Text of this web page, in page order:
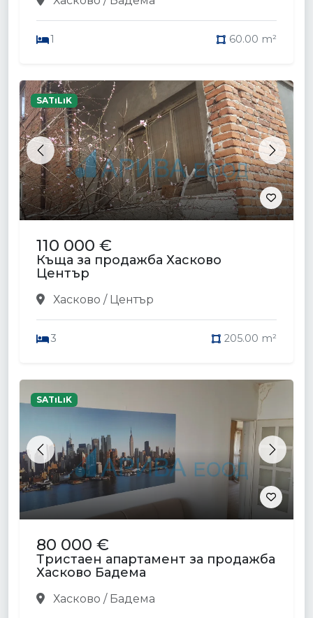
1 60.00 m²
Previous Next
SATıLıK
110 000 €
Къща за продажба Хасково
Център
Хасково / Център
3 205.00 m²
Previous Next
SATıLıK
80 000 €
Тристаен апартамент за продажба
Хасково Бадема
Хасково / Бадема